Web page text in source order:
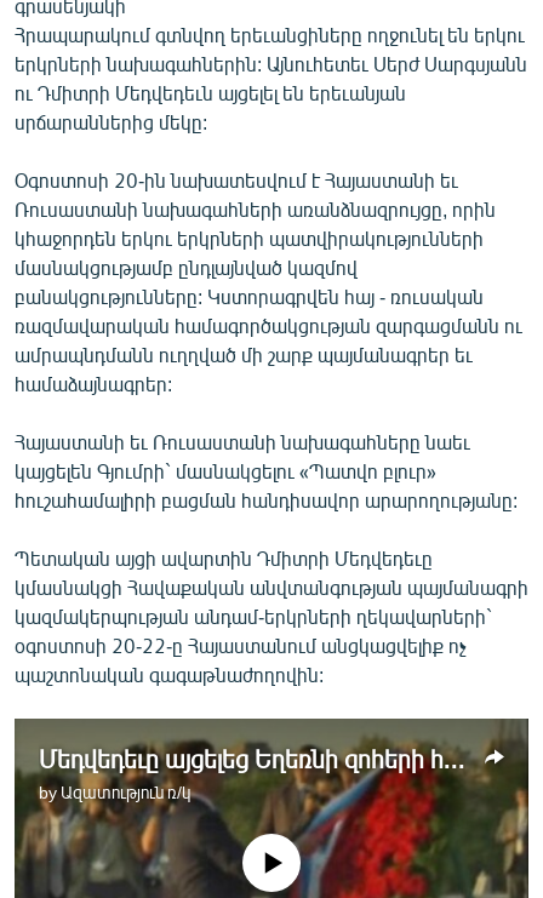
գրասենյակի
Հրապարակում գտնվող երեւանցիները ողջունել են երկու
երկրների նախագահներին: Այնուհետեւ Սերժ Սարգսյանն
ու Դմիտրի Մեդվեդեւն այցելել են երեւանյան
սրճարաններից մեկը:
Օգոստոսի 20-ին նախատեսվում է Հայաստանի եւ
Ռուսաստանի նախագահների առանձնազրույցը, որին
կհաջորդեն երկու երկրների պատվիրակությունների
մասնակցությամբ ընդլայնված կազմով
բանակցությունները: Կստորագրվեն հայ - ռուսական
ռազմավարական համագործակցության զարգացմանն ու
ամրապնդմանն ուղղված մի շարք պայմանագրեր եւ
համաձայնագրեր:
Հայաստանի եւ Ռուսաստանի նախագահները նաեւ
կայցելեն Գյումրի` մասնակցելու «Պատվո բլուր»
հուշահամալիրի բացման հանդիսավոր արարողությանը:
Պետական այցի ավարտին Դմիտրի Մեդվեդեւը
կմասնակցի Հավաքական անվտանգության պայմանագրի
կազմակերպության անդամ-երկրների ղեկավարների`
օգոստոսի 20-22-ը Հայաստանում անցկացվելիք ոչ
պաշտոնական գագաթնաժողովին:
Մեդվեդեւը այցելեց Եղեռնի զոհերի հուշահամալիր
byԱզատություն ռ/կ
No media source currently available